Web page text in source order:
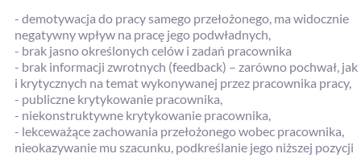
- demotywacja do pracy samego przełożonego, ma widocznie
negatywny wpływ na pracę jego podwładnych,
- brak jasno określonych celów i zadań pracownika
- brak informacji zwrotnych (feedback) – zarówno pochwał, jak
i krytycznych na temat wykonywanej przez pracownika pracy,
- publiczne krytykowanie pracownika,
- niekonstruktywne krytykowanie pracownika,
- lekceważące zachowania przełożonego wobec pracownika,
nieokazywanie mu szacunku, podkreślanie jego niższej pozycji